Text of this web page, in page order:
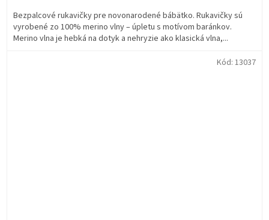
Bezpalcové rukavičky pre novonarodené bábätko. Rukavičky sú
vyrobené zo 100% merino vlny – úpletu s motívom baránkov.
Merino vlna je hebká na dotyk a nehryzie ako klasická vlna,...
Kód: 13037